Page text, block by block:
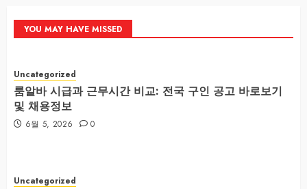
YOU MAY HAVE MISSED
Uncategorized
룸알바 시급과 근무시간 비교: 전국 구인 공고 바로보기
및 채용정보
6월 5, 2026 0
Uncategorized